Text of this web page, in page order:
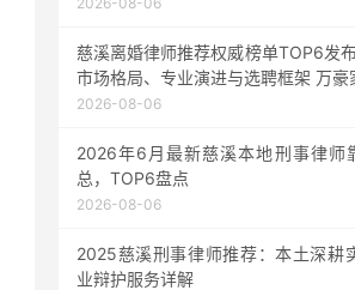
慈溪离婚律师推荐权威榜单TOP6发
市场格局、专业演进与选聘框架 万豪
2026-08-06
2026年6月最新慈溪本地刑事律师
总，TOP6盘点
2026-08-06
2025慈溪刑事律师推荐：本土深耕
业辩护服务详解